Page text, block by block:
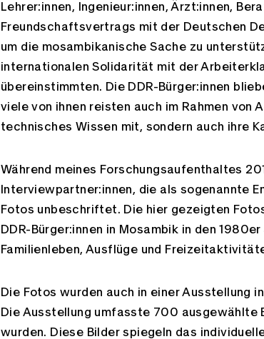
Lehrer:innen, Ingenieur:innen, Ärzt:innen,
Freundschaftsvertrags mit der Deutschen
um die mosambikanische Sache zu
internationalen Solidarität mit der
übereinstimmten. Die DDR-Bürger:innen
viele von ihnen reisten auch im Rahmen von
technisches Wissen mit, sondern auch ihre
Während meines Forschungsaufenthaltes
Interviewpartner:innen, die als sogenannte
Fotos unbeschriftet. Die hier gezeigten
DDR-Bürger:innen in Mosambik in den
Familienleben, Ausflüge und
Die Fotos wurden auch in einer Ausstellung
Die Ausstellung umfasste 700 ausgewählte
wurden. Diese Bilder spiegeln das